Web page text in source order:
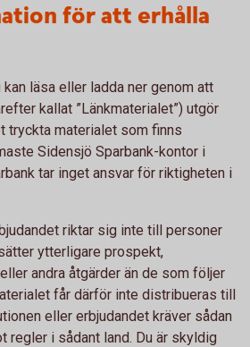
för att erhålla
läsa eller ladda ner genom att
kallat ”Länkmaterialet”) utgör
tryckta materialet som finns
Sidensjö Sparbank-kontor i
tar inget ansvar för riktigheten i
riktar sig inte till personer
ytterligare prospekt,
andra åtgärder än de som följer
får därför inte distribueras till
eller erbjudandet kräver sådan
regler i sådant land. Du är skyldig